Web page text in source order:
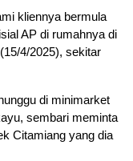
kliennya bermula
AP di rumahnya di
4/2025), sekitar
di minimarket
sembari meminta
Citamiang yang dia